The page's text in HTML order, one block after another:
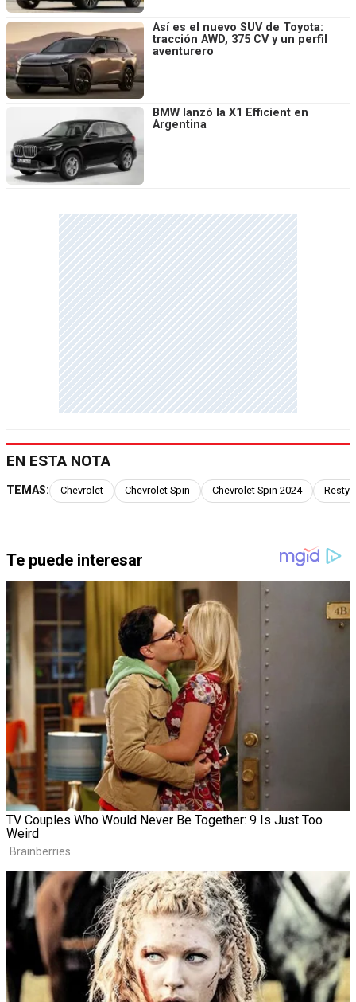
Así es el nuevo SUV de Toyota:
tracción AWD, 375 CV y un perfil
aventurero
BMW lanzó la X1 Efficient en
Argentina
EN ESTA NOTA
TEMAS: Chevrolet Chevrolet Spin Chevrolet Spin 2024